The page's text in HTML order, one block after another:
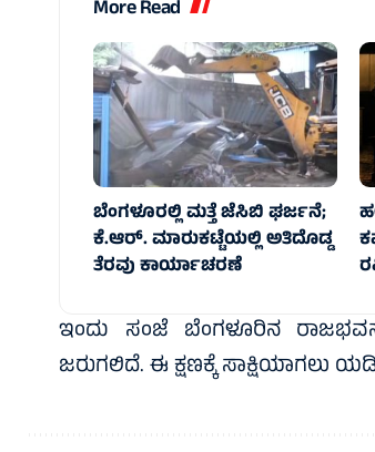
More Read
ಬೆಂಗಳೂರಲ್ಲಿ ಮತ್ತೆ ಜೆಸಿಬಿ ಘರ್ಜನೆ;
ಕೆ.ಆರ್.‌ ಮಾರುಕಟ್ಟೆಯಲ್ಲಿ ಅತಿದೊಡ್ಡ
ತೆರವು ಕಾರ್ಯಾಚರಣೆ
ಇಂದು ಸಂಜೆ ಬೆಂಗಳೂರಿನ
ಜರುಗಲಿದೆ. ಈ ಕ್ಷಣಕ್ಕೆ ಸಾಕ್ಷಿಯಾಗಲು